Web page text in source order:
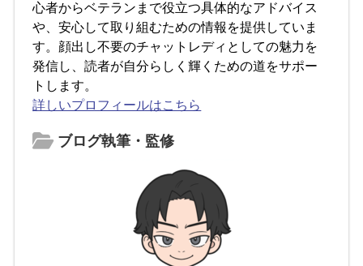
心者からベテランまで役立つ具体的なアドバイス
や、安心して取り組むための情報を提供していま
す。顔出し不要のチャットレディとしての魅力を
発信し、読者が自分らしく輝くための道をサポー
トします。
詳しいプロフィールはこちら
ブログ執筆・監修